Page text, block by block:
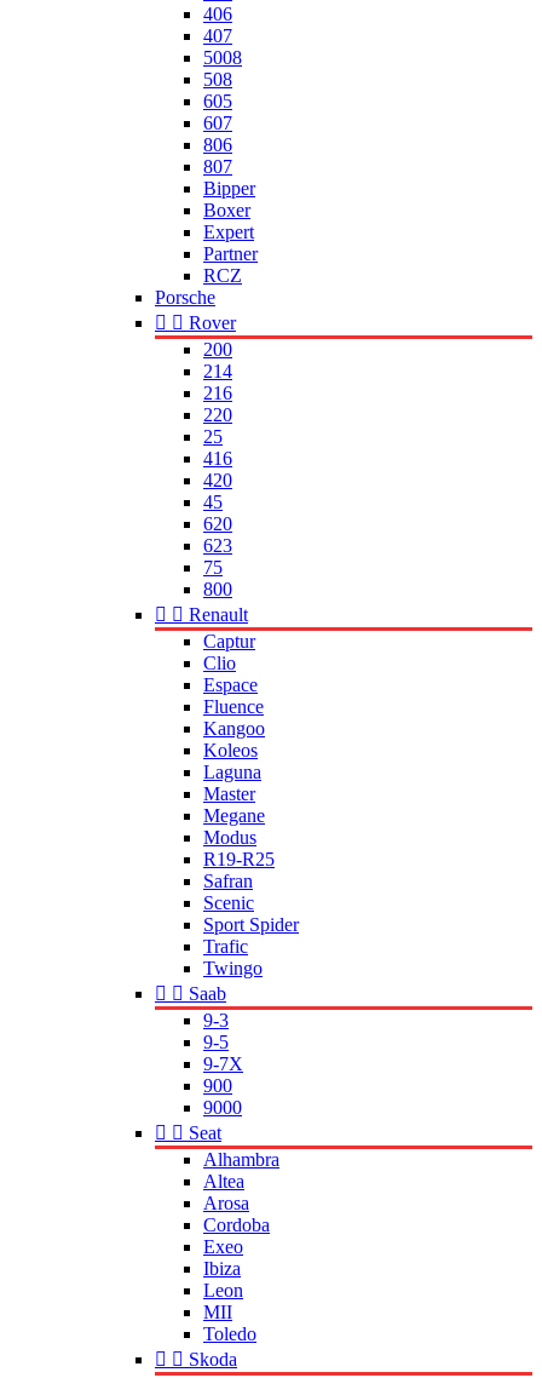
406
407
5008
508
605
607
806
807
Bipper
Boxer
Expert
Partner
RCZ
Porsche
  Rover
200
214
216
220
25
416
420
45
620
623
75
800
  Renault
Captur
Clio
Espace
Fluence
Kangoo
Koleos
Laguna
Master
Megane
Modus
R19-R25
Safran
Scenic
Sport Spider
Trafic
Twingo
  Saab
9-3
9-5
9-7X
900
9000
  Seat
Alhambra
Altea
Arosa
Cordoba
Exeo
Ibiza
Leon
MII
Toledo
  Skoda